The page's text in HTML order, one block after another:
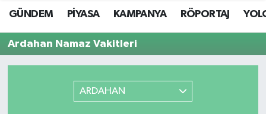
GÜNDEM PİYASA KAMPANYA RÖPORTAJ
Ardahan Namaz Vakitleri
ARDAHAN
KAMPANYA
RÖPORTAJ
Süper Lig Puan Durumu ve Fikstür
Tüm Manşetler